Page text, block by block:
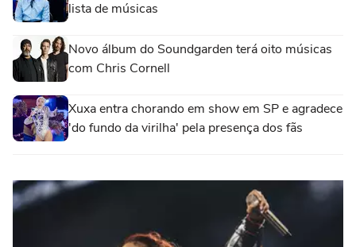
lista de músicas
Novo álbum do Soundgarden terá oito músicas
com Chris Cornell
Xuxa entra chorando em show em SP e agradece
'do fundo da virilha' pela presença dos fãs